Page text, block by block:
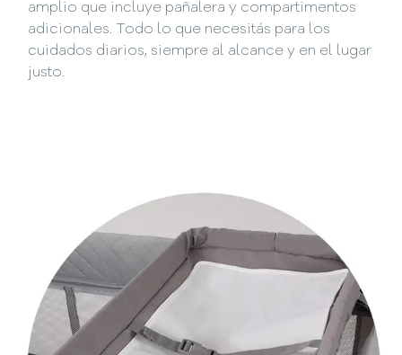
amplio que incluye pañalera y compartimentos
adicionales. Todo lo que necesitás para los
cuidados diarios, siempre al alcance y en el lugar
justo.